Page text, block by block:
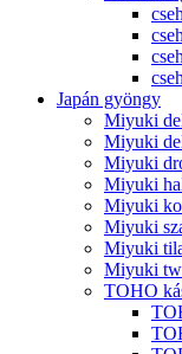
Japán gyöngy
Miyuki
Miyuki
Miyuki
Miyuki
Miyuki
Miyuki
Miyuki
Miyuki
TOHO